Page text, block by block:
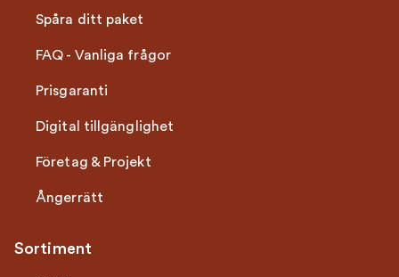
Spåra ditt paket
FAQ - Vanliga frågor
Prisgaranti
Digital tillgänglighet
Företag & Projekt
Ångerrätt
Sortiment